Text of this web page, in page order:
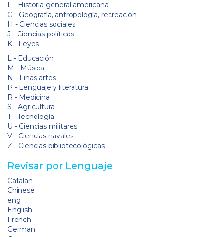
F - Historia general americana
G - Geografía, antropología, recreación
H - Ciencias sociales
J - Ciencias políticas
K - Leyes
L - Educación
M - Música
N - Finas artes
P - Lenguaje y literatura
R - Medicina
S - Agricultura
T - Tecnología
U - Ciencias militares
V - Ciencias navales
Z - Ciencias bibliotecológicas
Revisar por Lenguaje
Catalan
Chinese
eng
English
French
German